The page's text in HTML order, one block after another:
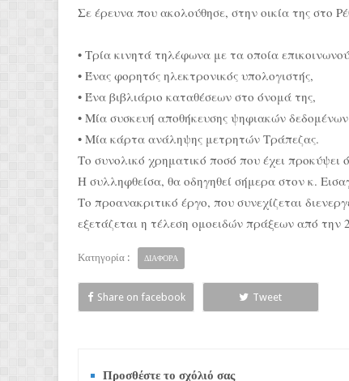
Σε έρευνα που ακολούθησε, στην οικία της στο
• Τρία κινητά τηλέφωνα με τα οποία
• Ένας φορητός ηλεκτρονικός υπολογιστής,
• Ένα βιβλιάριο καταθέσεων στο όνομά της,
• Μία συσκευή αποθήκευσης ψηφιακών
• Μία κάρτα ανάληψης μετρητών Τράπεζας.
Το συνολικό χρηματικό ποσό που έχει προκύψει
Η συλληφθείσα, θα οδηγηθεί σήμερα στον κ.
Το προανακριτικό έργο, που συνεχίζεται
εξετάζεται η τέλεση ομοειδών πράξεων από την
Κατηγορία : ΔΙΑΦΟΡΑ
Share on facebook Tweet
Προσθέστε το σχόλιό σας